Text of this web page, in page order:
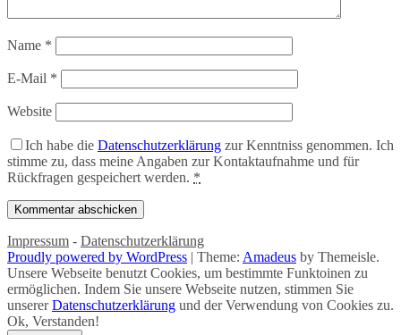
Name *
E-Mail *
Website
Ich habe die Datenschutzerklärung zur Kenntniss genommen. Ich
stimme zu, dass meine Angaben zur Kontaktaufnahme und für
Rückfragen gespeichert werden. *
Impressum - Datenschutzerklärung
Proudly powered by WordPress | Theme: Amadeus by Themeisle.
Unsere Webseite benutzt Cookies, um bestimmte Funktoinen zu
ermöglichen. Indem Sie unsere Webseite nutzen, stimmen Sie
unsererDatenschutzerklärung und der Verwendung von Cookies zu.
Ok, Verstanden!